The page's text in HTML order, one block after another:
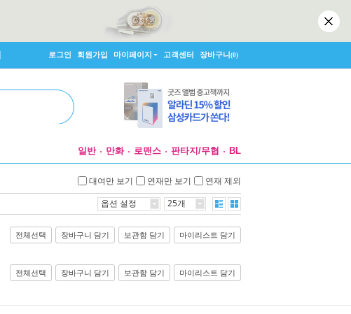
로그인 회원가입 마이페이지 고객센터 장바구니(0)
일반 만화 로맨스 판타지/무협 BL
대여만 보기 연재만 보기 연재 제외
옵션 설정 25개
전체선택 장바구니 담기 보관함 담기 마이리스트 담기
전체선택 장바구니 담기 보관함 담기 마이리스트 담기